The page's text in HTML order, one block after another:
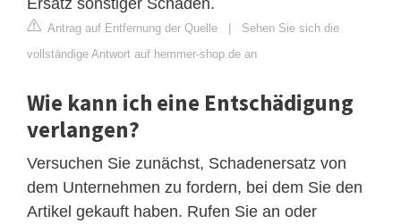
Antrag auf Entfernung der Quelle | Sehen Sie sich die
vollständige Antwort auf hemmer-shop.de an
Wie kann ich eine Entschädigung
verlangen?
Versuchen Sie zunächst, Schadenersatz von
dem Unternehmen zu fordern, bei dem Sie den
Artikel gekauft haben. Rufen Sie an oder